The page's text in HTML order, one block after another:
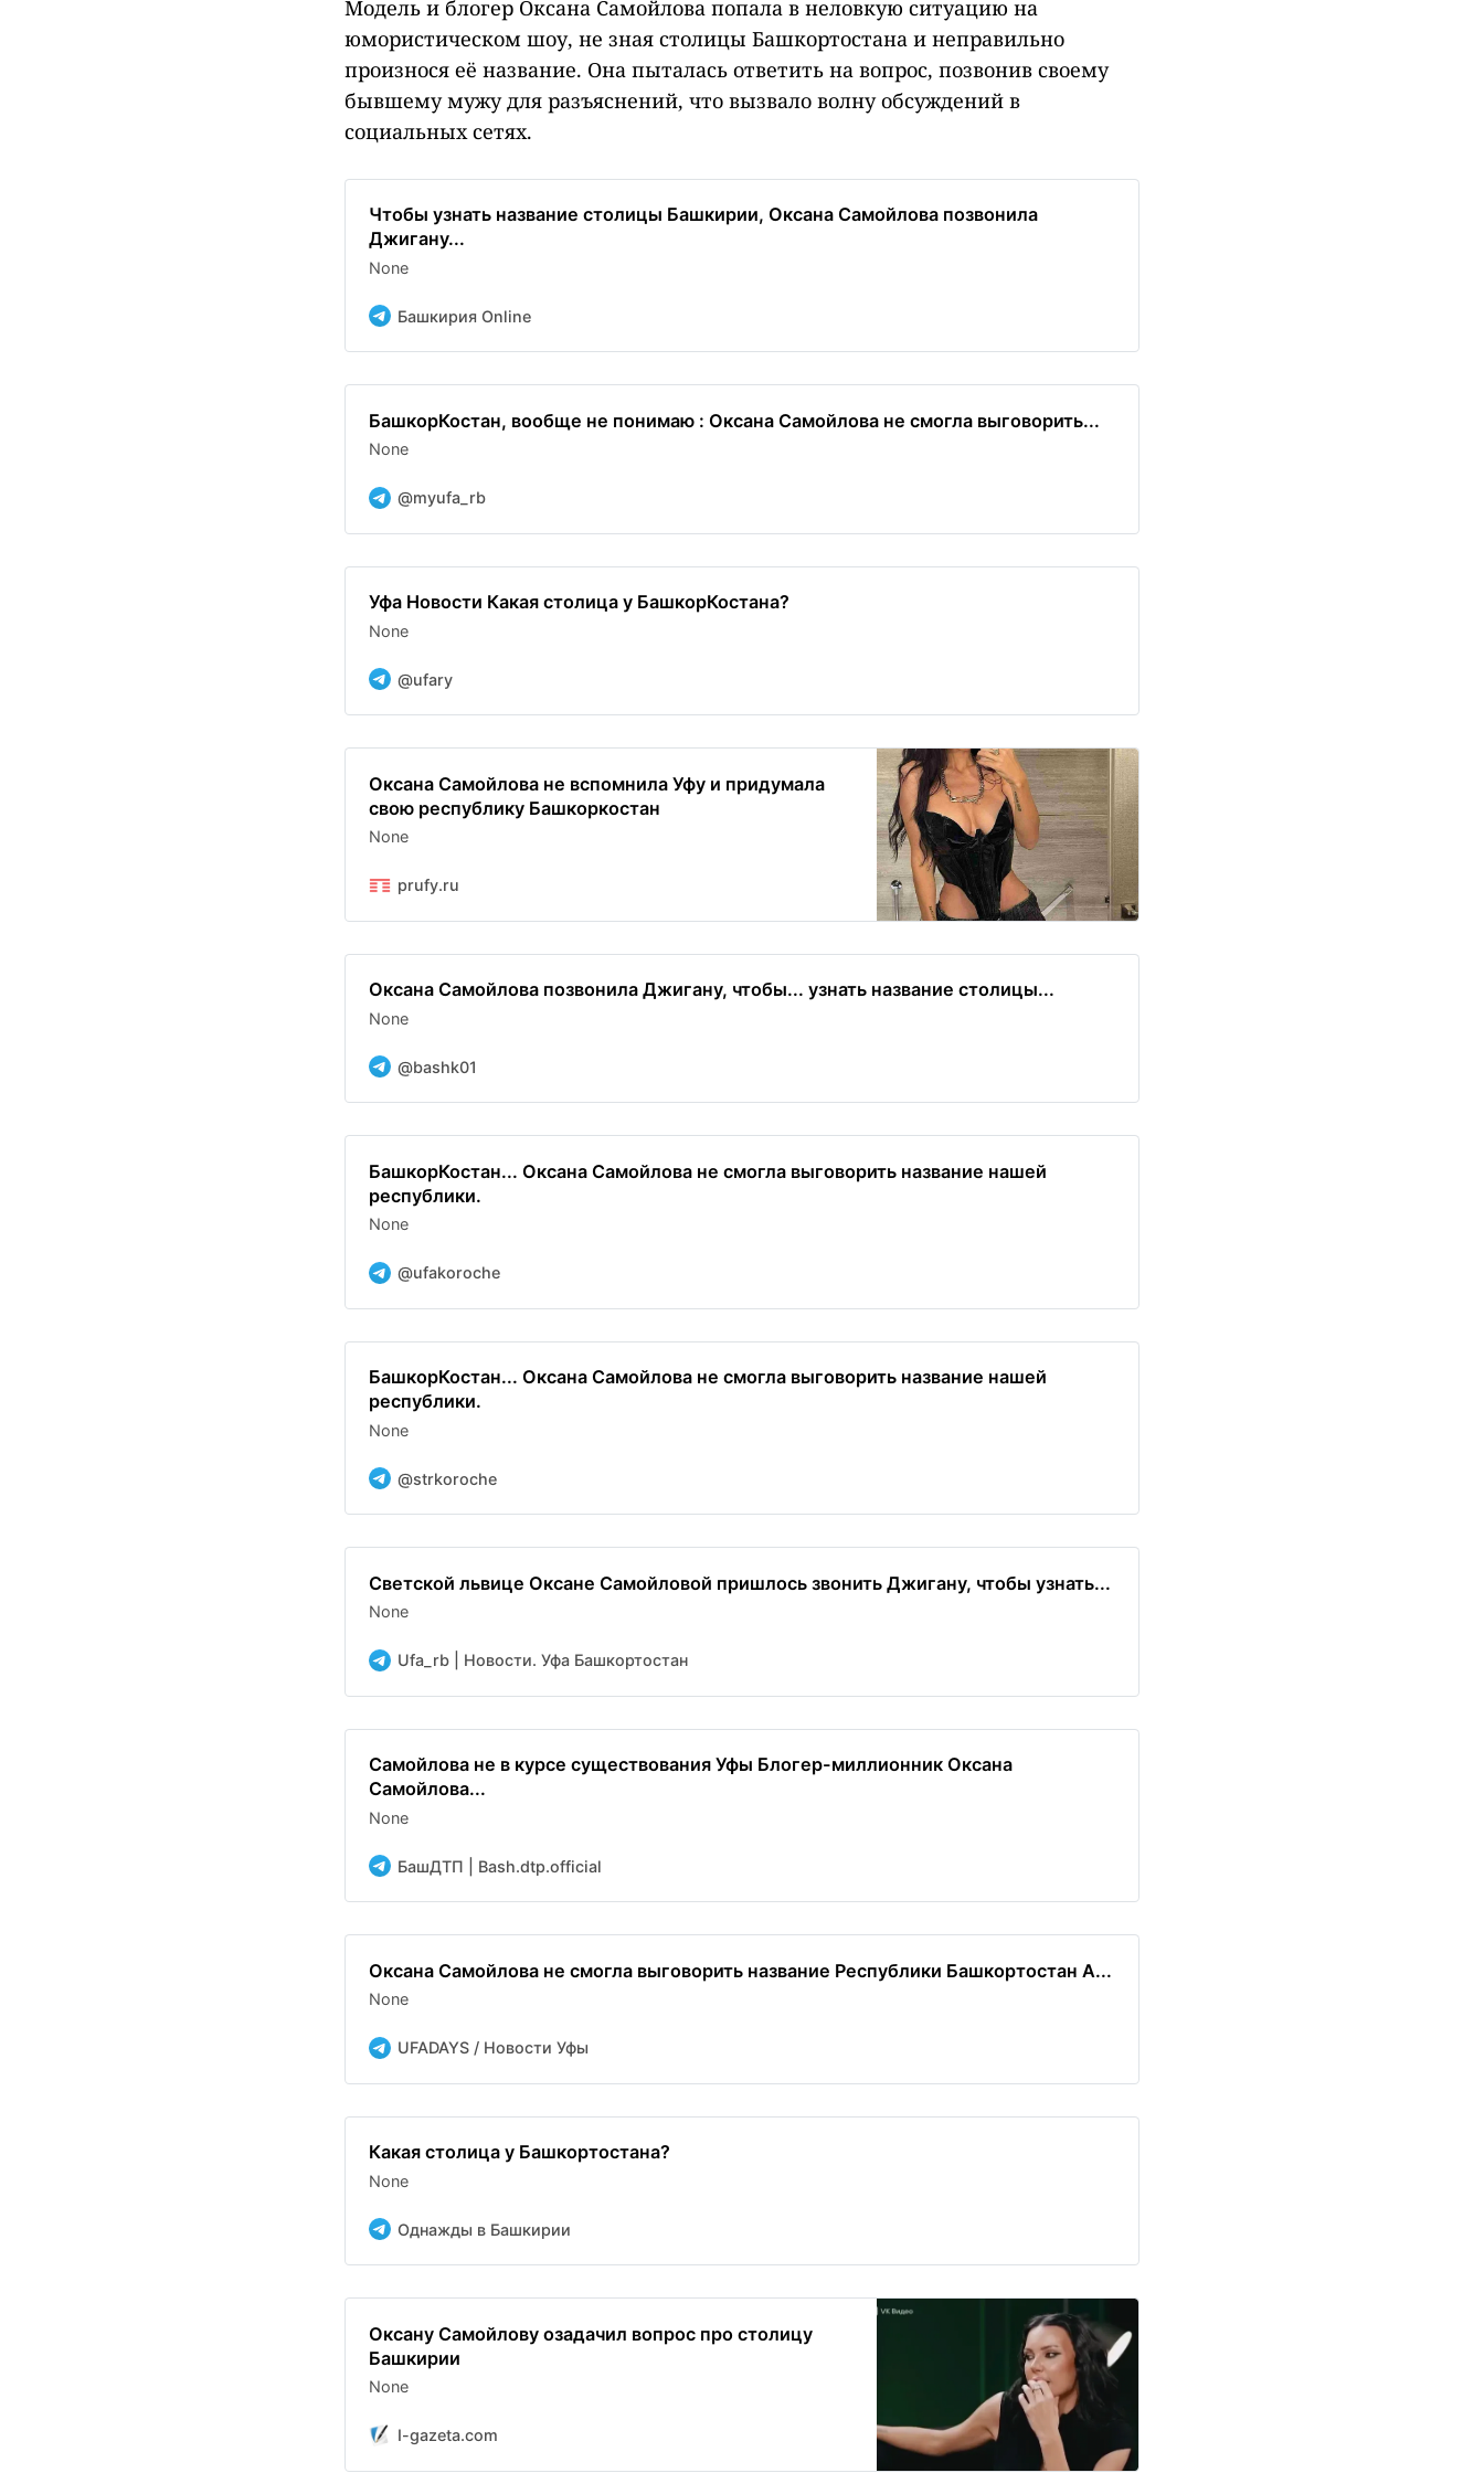
Модель и блогер Оксана Самойлова попала в неловкую ситуацию на
юмористическом шоу, не зная столицы Башкортостана и неправильно
произнося её название. Она пыталась ответить на вопрос, позвонив своему
бывшему мужу для разъяснений, что вызвало волну обсуждений в
социальных сетях.
Чтобы узнать название столицы Башкирии, Оксана Самойлова позвонила
Джигану...
None
Башкирия Online
БашкорКостан, вообще не понимаю : Оксана Самойлова не смогла выговорить...
None
@myufa_rb
Уфа Новости Какая столица у БашкорКостана?
None
@ufary
Оксана Самойлова не вспомнила Уфу и придумала
свою республику Башкоркостан
None
prufy.ru
Оксана Самойлова позвонила Джигану, чтобы... узнать название столицы...
None
@bashk01
БашкорКостан... Оксана Самойлова не смогла выговорить название нашей
республики.
None
@ufakoroche
БашкорКостан... Оксана Самойлова не смогла выговорить название нашей
республики.
None
@strkoroche
Светской львице Оксане Самойловой пришлось звонить Джигану, чтобы узнать...
None
Ufa_rb | Новости. Уфа Башкортостан
Самойлова не в курсе существования Уфы Блогер-миллионник Оксана
Самойлова...
None
БашДТП | Bash.dtp.official
Оксана Самойлова не смогла выговорить название Республики Башкортостан А...
None
UFADAYS / Новости Уфы
Какая столица у Башкортостана?
None
Однажды в Башкирии
Оксану Самойлову озадачил вопрос про столицу
Башкирии
None
I-gazeta.com